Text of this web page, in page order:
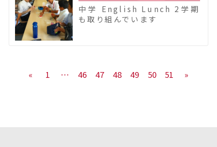
中学 English Lunch 2学期
も取り組んでいます
« 1 … 46 47 48 49 50 51 »